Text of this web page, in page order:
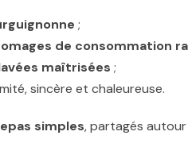
;
de consommation
maîtrisées ;
sincère et chaleureuse.
simples, partagés autour